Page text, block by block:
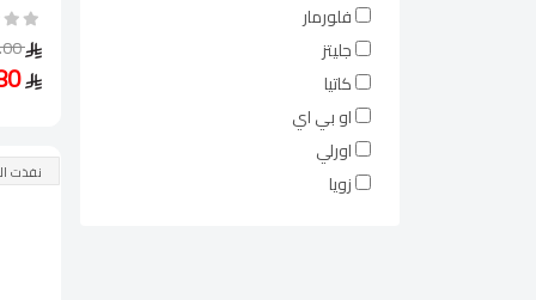
24.00
16.80
نفذت
فلورمار
جليتز
كاتيا
او بي اي
اورلي
زويا